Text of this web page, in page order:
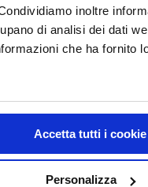
inoltre
di analisi dei dati
che ha fornito
Accetta tutti i cookie
Personalizza